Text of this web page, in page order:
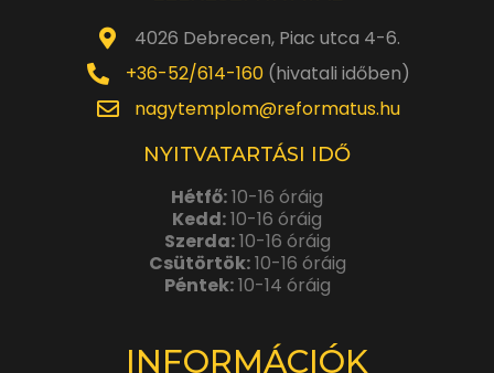
4026 Debrecen, Piac utca 4-6.
+36-52/614-160(hivatali időben)
nagytemplom@reformatus.hu
NYITVATARTÁSI IDŐ
Hétfő:10-16 óráig
Kedd:10-16 óráig
Szerda:10-16 óráig
Csütörtök:10-16 óráig
Péntek:10-14 óráig
INFORMÁCIÓK